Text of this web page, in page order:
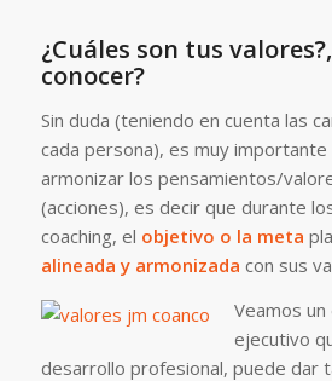
¿Cuáles son tus
conocer?
Sin duda (teniendo en cuenta las
cada persona), es muy
armonizar los pensamientos/
(acciones), es decir que durante
coaching, el objetivo o la meta
alineada y armonizada con sus
Veamos
ejecutivo
desarrollo profesional, puede dar